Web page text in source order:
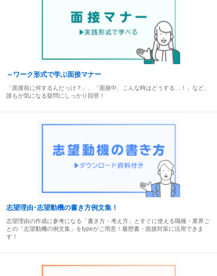
～ワーク形式で学ぶ面接マナー
「面接前に何するんだっけ？」、「面接中、こんな時はどうする…！」など、
誰もが気になる疑問にしっかり回答！
志望理由･志望動機の書き方例文集！
志望理由の作成に参考になる「書き方・考え方」とすぐに使える職種・業界ご
との「志望動機の例文集」をtypeがご用意！履歴書・面接対策に活用できま
す！